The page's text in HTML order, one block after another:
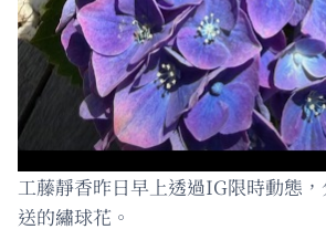
工藤靜香昨日早上透過IG限時動態
送的繡球花。